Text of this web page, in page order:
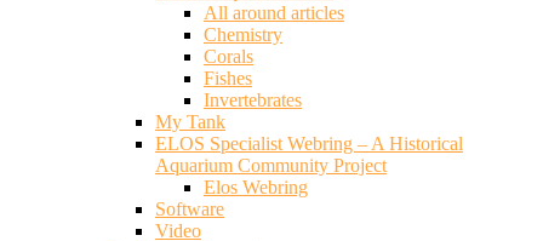
All around articles
Chemistry
Corals
Fishes
Invertebrates
My Tank
ELOS Specialist Webring – A Historical
Aquarium Community Project
Elos Webring
Software
Video